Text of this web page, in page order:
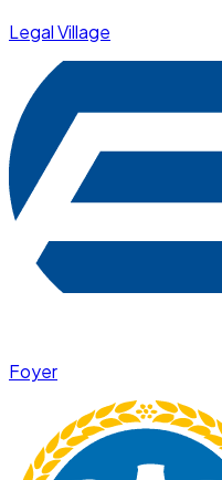
Legal Village
Foyer